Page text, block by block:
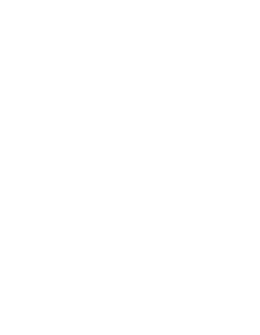
mehr sicher sind, wer wir
uns zu lassen und etwas
sich an die Kunst des Neu-
brauchen: eine Chance, uns selbst
dir?
kann sehr schwierig zu
Wahrscheinlich hast du viele
kann schwierig sein, sie alle zu
ist, dich mit anderen Menschen zu